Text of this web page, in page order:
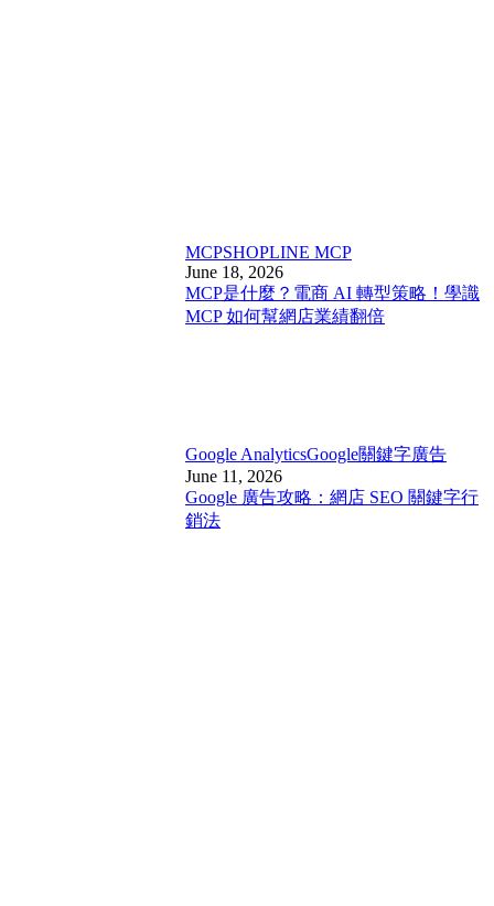
MCPSHOPLINE MCP
June 18, 2026
MCP是什麼？電商 AI 轉型策略！學識
MCP 如何幫網店業績翻倍
Google AnalyticsGoogle關鍵字廣告
June 11, 2026
Google 廣告攻略：網店 SEO 關鍵字行
銷法